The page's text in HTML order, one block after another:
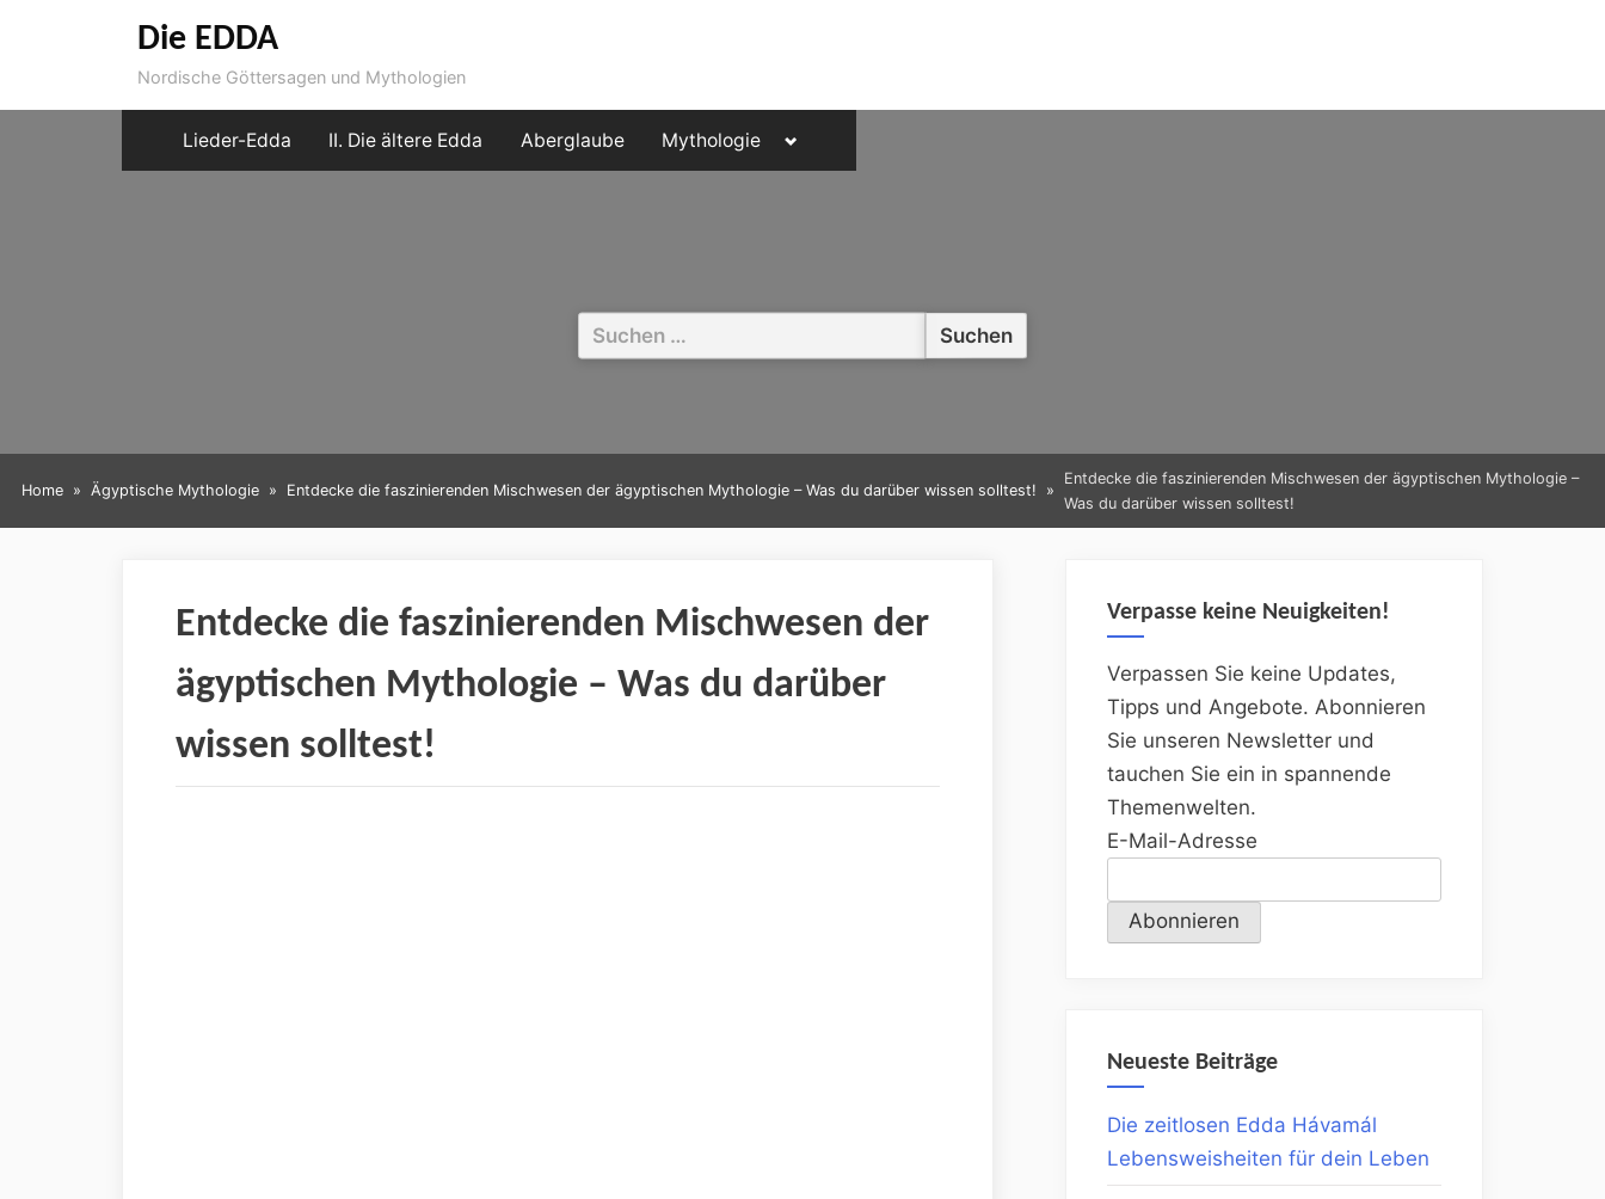
Die EDDA
Nordische Göttersagen und Mythologien
Lieder-Edda II. Die ältere Edda Aberglaube Mythologie
Toggle
menu
Suchen
nach:
Home Ägyptische Mythologie Entdecke die faszinierenden Mischwesen der ägyptischen Mythologie – Was du darüber wissen solltest!
Entdecke die faszinierenden Mischwesen der ägyptischen Mythologie –
Was du darüber wissen solltest!
Entdecke die faszinierenden Mischwesen der
ägyptischen Mythologie – Was du darüber
wissen solltest!
Verpasse keine Neuigkeiten!
Verpassen Sie keine Updates,
Tipps und Angebote. Abonnieren
Sie unseren Newsletter und
tauchen Sie ein in spannende
Themenwelten.
E-Mail-Adresse
Neueste Beiträge
Die zeitlosen Edda Hávamál
Lebensweisheiten für dein Leben